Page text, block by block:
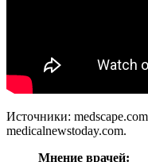
Источники:
medicalnewstoday.com.
Мнение врачей: